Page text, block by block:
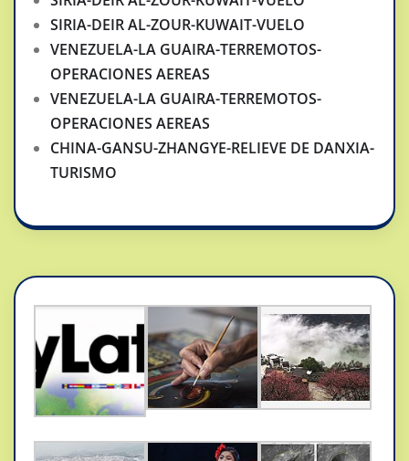
SIRIA-DEIR AL-ZOUR-KUWAIT-VUELO
VENEZUELA-LA GUAIRA-TERREMOTOS-
OPERACIONES AEREAS
VENEZUELA-LA GUAIRA-TERREMOTOS-
OPERACIONES AEREAS
CHINA-GANSU-ZHANGYE-RELIEVE DE DANXIA-
TURISMO